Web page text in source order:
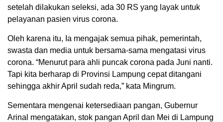
setelah dilakukan seleksi, ada 30 RS yang layak untuk
pelayanan pasien virus corona.
Oleh karena itu, Ia mengajak semua pihak, pemerintah,
swasta dan media untuk bersama-sama mengatasi virus
corona. “Menurut para ahli puncak corona pada Juni nanti.
Tapi kita berharap di Provinsi Lampung cepat ditangani
sehingga akhir April sudah reda,” kata Mingrum.
Sementara mengenai ketersediaan pangan, Gubernur
Arinal mengatakan, stok pangan April dan Mei di Lampung